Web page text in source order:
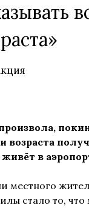
возраста
в
местного
стало то,